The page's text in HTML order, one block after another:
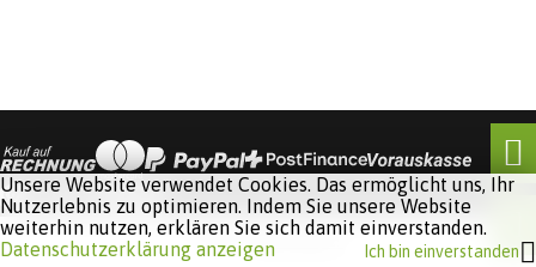
Software:
Unsere Website verwendet Cookies. Das ermöglicht uns, Ihr
Nutzerlebnis zu optimieren. Indem Sie unsere Website
weiterhin nutzen, erklären Sie sich damit einverstanden.
Datenschutzerklärung anzeigen
Ich bin einverstanden